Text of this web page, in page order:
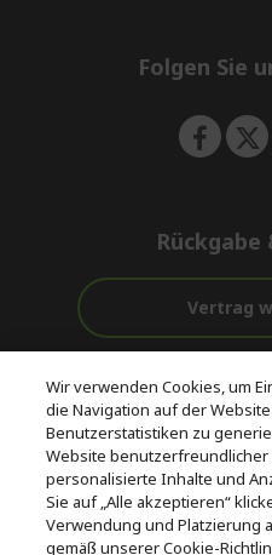
Folgen Sie
Vertrag
Kostenloser
Versand
vor
© 2026 Acer Inc.
CPYou BV ist der autorisierte
Produkte und Dienstleistungen,
werden.
Wir verwenden Cookies, um
die Navigation auf der
Benutzerstatistiken zu
Website
personalisierte Inhalte und
Sie auf „Alle akzeptieren“
Verwendung und Platzierung
gemäß unserer Cookie-